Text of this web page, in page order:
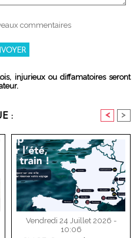
commentaires
injurieux ou diffamatoires seront
: < >
Vendredi 24 Juillet 2026 -
10:06